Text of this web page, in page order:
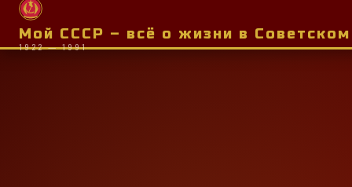
Мой СССР – всё о жизни в
1922 — 1991